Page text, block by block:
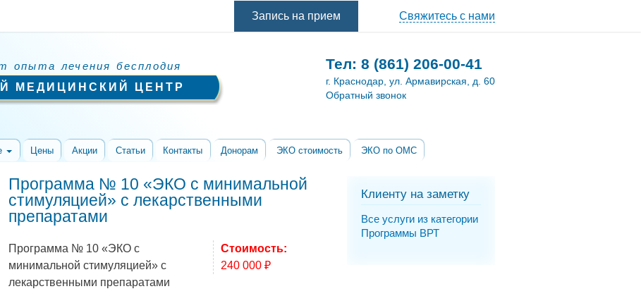
Запись на прием Свяжитесь с нами
опыта лечения бесплодия
МЕДИЦИНСКИЙ ЦЕНТР
Тел: 8 (861) 206-00-41
г. Краснодар, ул. Армавирская, д. 60
Обратный звонок
Цены Акции Статьи Контакты Донорам ЭКО стоимость ЭКО по ОМС
Программа № 10 «ЭКО с минимальной
стимуляцией» с лекарственными
препаратами
Стоимость:
240 000 ₽
Программа № 10 «ЭКО с
минимальной стимуляцией» с
лекарственными препаратами
Клиенту на заметку
Все услуги из категории
Программы ВРТ